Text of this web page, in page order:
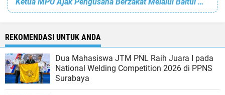
REKOMENDASI UNTUK ANDA
Dua Mahasiswa JTM PNL Raih Juara I pada
National Welding Competition 2026 di PPNS
Surabaya